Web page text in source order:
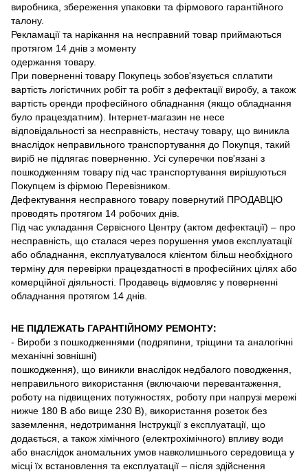
виробника, збереження упаковки та фірмового гарантійного
талону.
Рекламації та нарікання на несправний товар приймаються
протягом 14 днів з моменту
одержання товару.
При поверненні товару Покупець зобов'язується сплатити
вартість логістичних робіт та робіт з дефектації виробу, а також
вартість оренди професійного обладнання (якщо обладнання
було працездатним). Інтернет-магазин не несе
відповідальності за несправність, нестачу товару, що виникла
внаслідок неправильного транспортування до Покупця, такий
виріб не підлягає поверненню. Усі суперечки пов'язані з
пошкодженням товару під час транспортування вирішуються
Покупцем із фірмою Перевізником.
Дефектування несправного товару повернутий ПРОДАВЦЮ
проводять протягом 14 робочих днів.
Під час укладання Сервісного Центру (актом дефектації) – про
несправність, що сталася через порушення умов експлуатації
або обладнання, експлуатувалося клієнтом більш необхідного
терміну для перевірки працездатності в професійних цілях або
комерційної діяльності. Продавець відмовляє у поверненні
обладнання протягом 14 днів.
НЕ ПІДЛЕЖАТЬ ГАРАНТІЙНОМУ РЕМОНТУ:
- Вироби з пошкодженнями (подряпини, тріщини та аналогічні
механічні зовнішні)
пошкодження), що виникли внаслідок недбалого поводження,
неправильного використання (включаючи перевантаження,
роботу на підвищених потужностях, роботу при напрузі мережі
нижче 180 В або вище 230 В), використання розеток без
заземлення, недотримання Інструкції з експлуатації, що
додається, а також хімічного (електрохімічного) впливу води
або внаслідок аномальних умов навколишнього середовища у
місці їх встановлення та експлуатації – після здійснення